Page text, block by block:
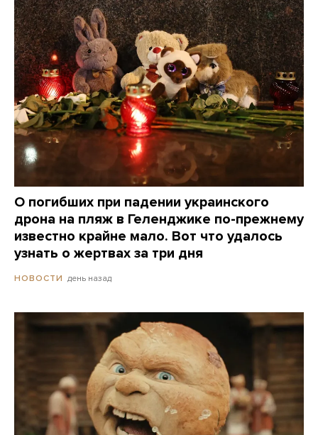
О погибших при падении украинского
дрона на пляж в Геленджике по-прежнему
известно крайне мало. Вот что удалось
узнать о жертвах за три дня
НОВОСТИ день назад